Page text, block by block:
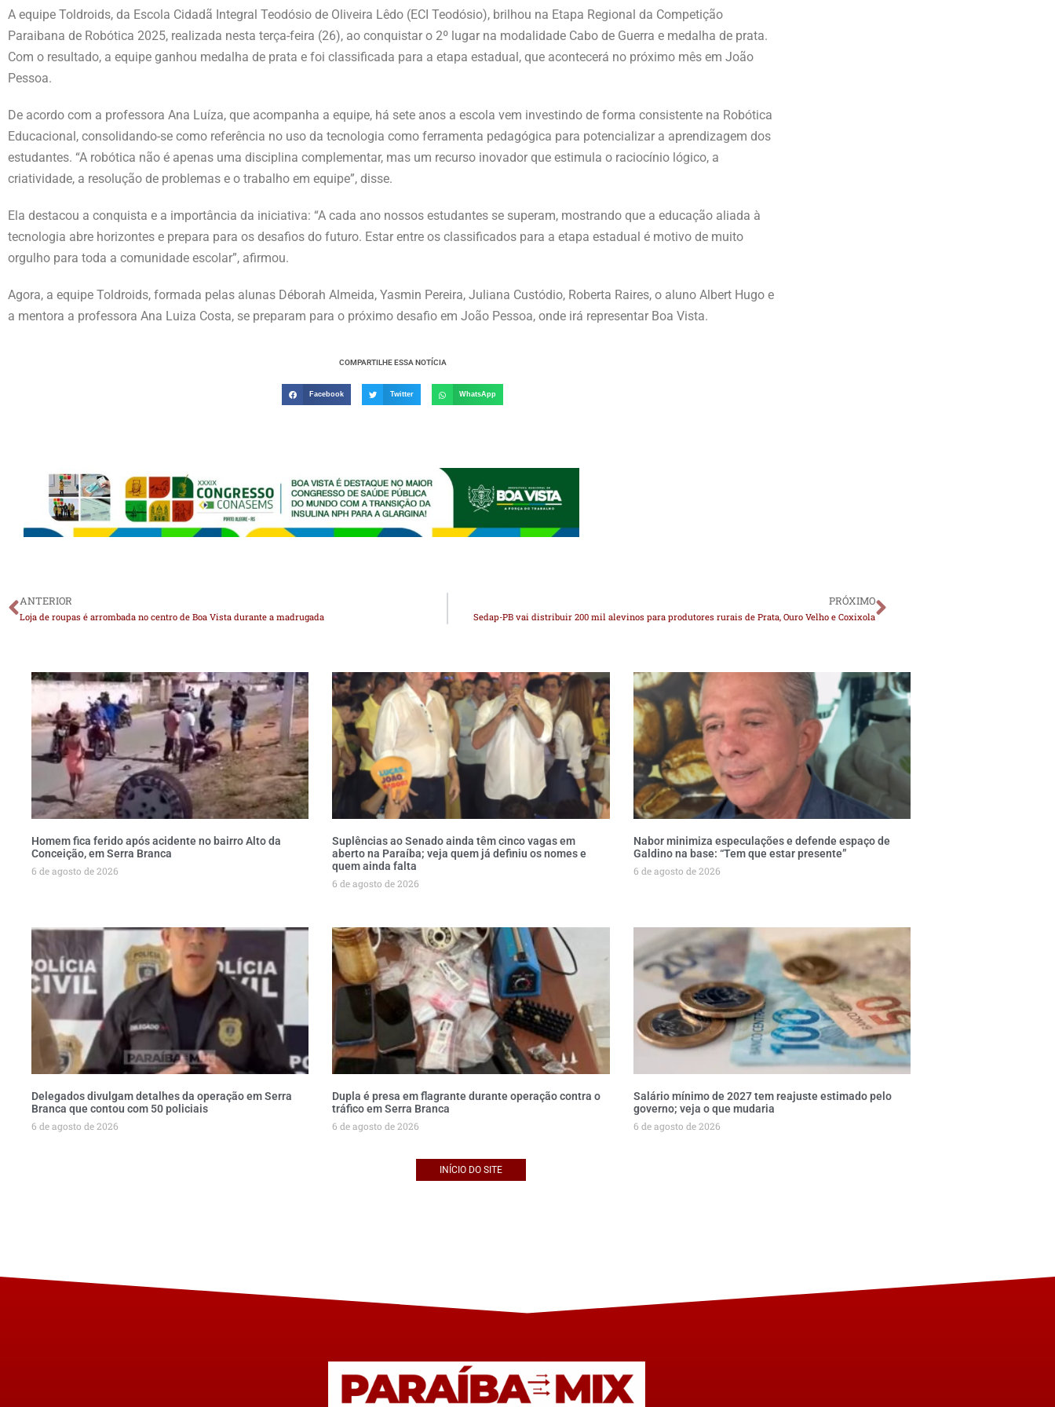
A equipe Toldroids, da Escola Cidadã Integral Teodósio de Oliveira Lêdo (ECI Teodósio), brilhou na Etapa Regional da Competição
Paraibana de Robótica 2025, realizada nesta terça-feira (26), ao conquistar o 2º lugar na modalidade Cabo de Guerra e medalha de prata.
Com o resultado, a equipe ganhou medalha de prata e foi classificada para a etapa estadual, que acontecerá no próximo mês em João
Pessoa.
De acordo com a professora Ana Luíza, que acompanha a equipe, há sete anos a escola vem investindo de forma consistente na Robótica
Educacional, consolidando-se como referência no uso da tecnologia como ferramenta pedagógica para potencializar a aprendizagem dos
estudantes. “A robótica não é apenas uma disciplina complementar, mas um recurso inovador que estimula o raciocínio lógico, a
criatividade, a resolução de problemas e o trabalho em equipe”, disse.
Ela destacou a conquista e a importância da iniciativa: “A cada ano nossos estudantes se superam, mostrando que a educação aliada à
tecnologia abre horizontes e prepara para os desafios do futuro. Estar entre os classificados para a etapa estadual é motivo de muito
orgulho para toda a comunidade escolar”, afirmou.
Agora, a equipe Toldroids, formada pelas alunas Déborah Almeida, Yasmin Pereira, Juliana Custódio, Roberta Raires, o aluno Albert Hugo e
a mentora a professora Ana Luiza Costa, se preparam para o próximo desafio em João Pessoa, onde irá representar Boa Vista.
COMPARTILHE ESSA NOTÍCIA
Facebook Twitter WhatsApp
ANTERIOR
Loja de roupas é arrombada no centro de Boa Vista durante a madrugada
PRÓXIMO
Sedap-PB vai distribuir 200 mil alevinos para produtores rurais de Prata, Ouro Velho e Coxixola
Homem fica ferido após acidente no bairro Alto da
Conceição, em Serra Branca
6 de agosto de 2026
Suplências ao Senado ainda têm cinco vagas em
aberto na Paraíba; veja quem já definiu os nomes e
quem ainda falta
6 de agosto de 2026
Nabor minimiza especulações e defende espaço de
Galdino na base: “Tem que estar presente”
6 de agosto de 2026
Delegados divulgam detalhes da operação em Serra
Branca que contou com 50 policiais
6 de agosto de 2026
Dupla é presa em flagrante durante operação contra o
tráfico em Serra Branca
6 de agosto de 2026
Salário mínimo de 2027 tem reajuste estimado pelo
governo; veja o que mudaria
6 de agosto de 2026
INÍCIO DO SITE